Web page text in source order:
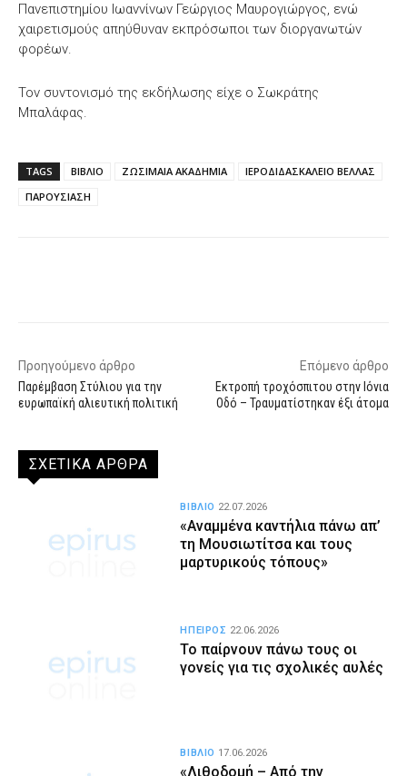
Πανεπιστημίου Ιωαννίνων Γεώργιος Μαυρογιώργος, ενώ
χαιρετισμούς απηύθυναν εκπρόσωποι των διοργανωτών
φορέων.
Τον συντονισμό της εκδήλωσης είχε ο Σωκράτης
Μπαλάφας.
TAGS ΒΙΒΛΙΟ ΖΩΣΙΜΑΙΑ ΑΚΑΔΗΜΙΑ
ΙΕΡΟΔΙΔΑΣΚΑΛΕΙΟ ΒΕΛΛΑΣ
ΠΑΡΟΥΣΙΑΣΗ
Προηγούμενο άρθρο
Παρέμβαση Στύλιου για την
ευρωπαϊκή αλιευτική πολιτική
Επόμενο άρθρο
Εκτροπή τροχόσπιτου στην Ιόνια
Οδό – Τραυματίστηκαν έξι άτομα
ΣΧΕΤΙΚΑ ΑΡΘΡΑ
«Αναμμένα καντήλια πάνω απ’
τη Μουσιωτίτσα και τους
μαρτυρικούς τόπους»
ΒΙΒΛΙΟ 22.07.2026
Το παίρνουν πάνω τους οι
γονείς για τις σχολικές αυλές
ΗΠΕΙΡΟΣ 22.06.2026
«Λιθοδομή – Από την
ΒΙΒΛΙΟ 17.06.2026